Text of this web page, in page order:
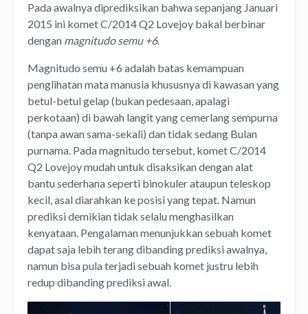
Pada awalnya diprediksikan bahwa sepanjang Januari
2015 ini komet C/2014 Q2 Lovejoy bakal berbinar
dengan magnitudo semu +6.
Magnitudo semu +6 adalah batas kemampuan
penglihatan mata manusia khususnya di kawasan yang
betul-betul gelap (bukan pedesaan, apalagi
perkotaan) di bawah langit yang cemerlang sempurna
(tanpa awan sama-sekali) dan tidak sedang Bulan
purnama. Pada magnitudo tersebut, komet C/2014
Q2 Lovejoy mudah untuk disaksikan dengan alat
bantu sederhana seperti binokuler ataupun teleskop
kecil, asal diarahkan ke posisi yang tepat. Namun
prediksi demikian tidak selalu menghasilkan
kenyataan. Pengalaman menunjukkan sebuah komet
dapat saja lebih terang dibanding prediksi awalnya,
namun bisa pula terjadi sebuah komet justru lebih
redup dibanding prediksi awal.